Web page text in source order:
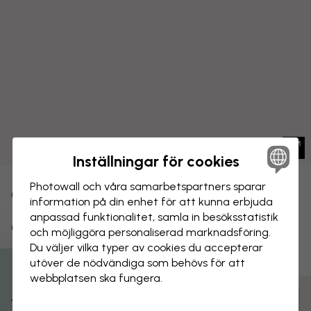
Campingäventyr III
CANVASTAVLA Spara
Inställningar för cookies
Photowall och våra samarbets­partners sparar
information på din enhet för att kunna erbjuda
anpassad funktionalitet, samla in besöks­statistik
och möjliggöra personaliserad marknads­föring.
Du väljer vilka typer av cookies du accepterar
utöver de nödvändiga som behövs för att
webbplatsen ska fungera.